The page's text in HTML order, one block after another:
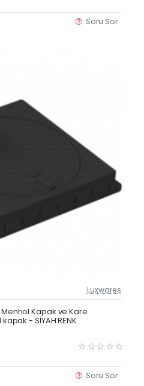
Soru Sor
Güncel Fiyat
Luxwares
Kapak ve Kare
- SİYAH RENK
Soru Sor